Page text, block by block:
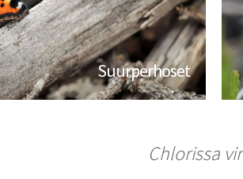
Suurperhoset
Chlorissa